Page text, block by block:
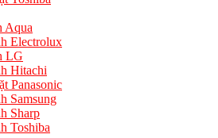
Aqua
Electrolux
LG
Hitachi
Panasonic
Samsung
Sharp
Toshiba